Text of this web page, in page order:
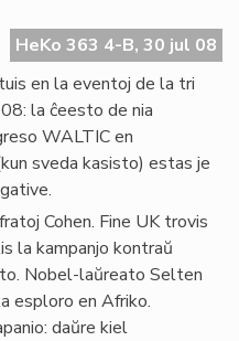
HeKo 363 4-B, 30 jul 08
en la eventoj de la tri
la ĉeesto de nia
WALTIC en
sveda kasisto) estas je
Cohen. Fine UK trovis
la kampanjo kontraŭ
Nobel-laŭreato Selten
esploro en Afriko.
daŭre kiel